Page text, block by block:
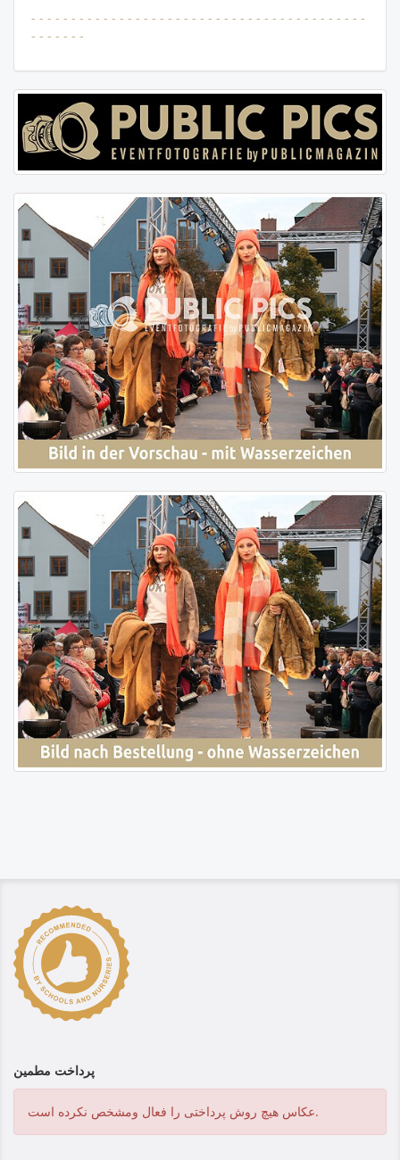
- - - - - - - - - - - - - - - - - - - - - - - - - - - - - - - - - - - - - - - - - -
- - - - - - -
پرداخت مطمین
عکاس هیچ روش پرداختی را فعال ومشخص نکرده است.